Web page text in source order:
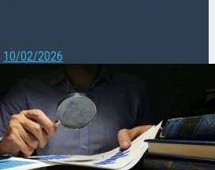
10/02/2026